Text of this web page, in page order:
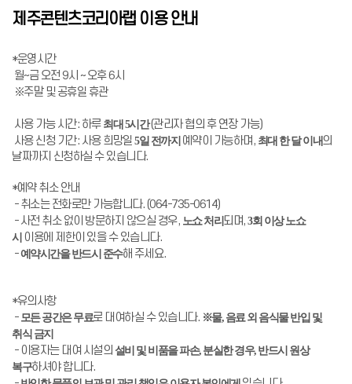
제주콘텐츠코리아랩 이용 안내
*운영시간
월~금 오전 9시 ~ 오후 6시
※주말 및 공휴일 휴관
사용 가능 시간: 하루최대 5시간(관리자 협의 후 연장 가능)
사용 신청 기간: 사용 희망일5일 전까지 예약이 가능하며, 최대 한 달 이내의
날짜까지 신청하실 수 있습니다.
*예약 취소 안내
- 취소는 전화로만 가능합니다. (064-735-0614)
- 사전 취소 없이 방문하지 않으실 경우, 노쇼 처리되며,3회 이상 노쇼
시 이용에 제한이 있을 수 있습니다.
-예약시간을 반드시 준수해 주세요.
*유의사항
- 모든 공간은 무료로 대여하실 수 있습니다. ※물, 음료 외 음식물 반입 및
취식 금지
- 이용자는 대여 시설의 설비 및 비품을 파손, 분실한 경우, 반드시 원상
복구하셔야 합니다.